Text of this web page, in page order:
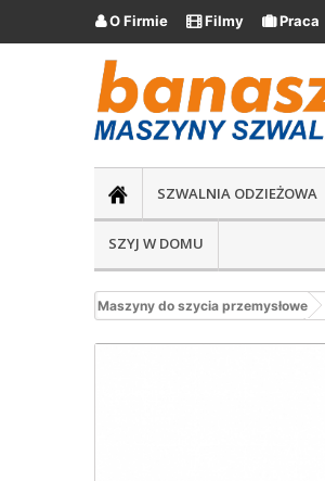
O Firmie Filmy Praca
SZWALNIA ODZIEŻOWA
SZYJ W DOMU
Maszyny do szycia przemysłowe